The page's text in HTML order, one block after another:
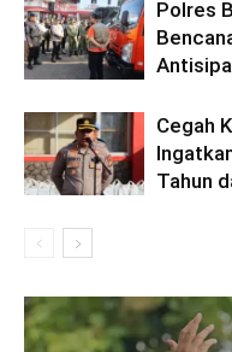
Polres
Cegah
Tahun